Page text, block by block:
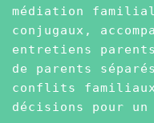
médiation
conjugaux,
entretiens
de parents
conflits
décisions pour